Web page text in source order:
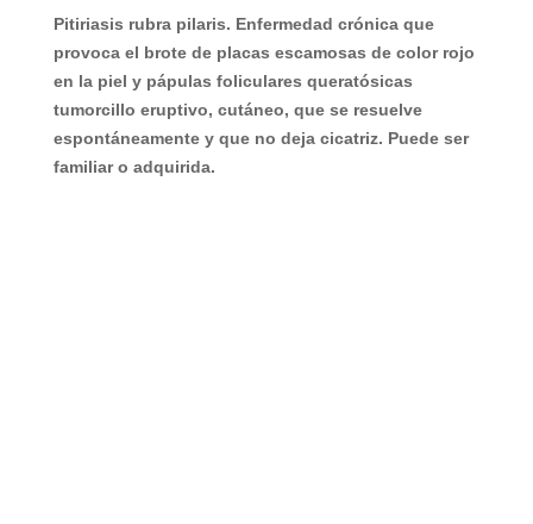
Pitiriasis rubra pilaris. Enfermedad crónica que
provoca el brote de placas escamosas de color rojo
en la piel y pápulas foliculares queratósicas
tumorcillo eruptivo, cutáneo, que se resuelve
espontáneamente y que no deja cicatriz. Puede ser
familiar o adquirida.